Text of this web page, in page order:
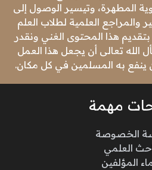
المطهرة، وتيسير الوصول إلى
والمراجع العلمية لطلاب العلم
هذا المحتوى الغني ونقدر
الله تعالى أن يجعل هذا العمل
ينفع به المسلمين في كل مكان.
مهمة
الخصوصة
العلمي
المؤلفين